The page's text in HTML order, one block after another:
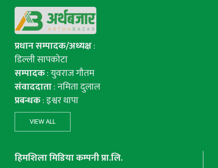
प्रधान सम्पादक/अध्यक्ष:
डिल्ली सापकोटा
सम्पादक: युवराज गाैतम
संवाददाता: नमिता दुलाल
प्रबन्धक: इश्वर थापा
VIEW ALL
हिमशिला मिडिया कम्पनी प्रा.लि.